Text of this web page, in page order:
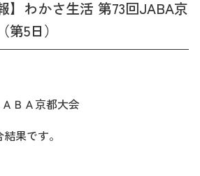
】わかさ生活 第73回JABA京
5日）
ＢＡ京都大会
果です。